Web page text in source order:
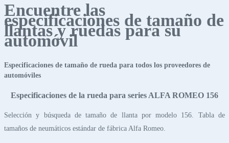
Encuentre las
especificaciones de tamaño de
llantas y ruedas para su
automóvil
Especificaciones de tamaño de rueda para todos los proveedores de
automóviles
Especificaciones de la rueda para series ALFA ROMEO 156
Selección y búsqueda de tamaño de llanta por modelo 156. Tabla de
tamaños de neumáticos estándar de fábrica Alfa Romeo.